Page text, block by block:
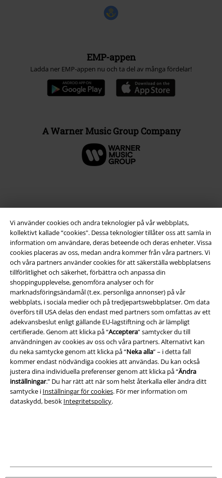
Vi använder cookies och andra teknologier på vår webbplats,
kollektivt kallade “cookies". Dessa teknologier tillåter oss att samla in
information om användare, deras beteende och deras enheter. Vissa
cookies placeras av oss, medan andra kommer från våra partners. Vi
och våra partners använder cookies för att säkerställa webbplatsens
tillförlitlighet och säkerhet, förbättra och anpassa din
shoppingupplevelse, genomföra analyser och för
marknadsföringsändamål (t.ex. personliga annonser) på vår
webbplats, i sociala medier och på tredjepartswebbplatser. Om data
överförs till USA delas den endast med partners som omfattas av ett
adekvansbeslut enligt gällande EU-lagstiftning och är lämpligt
certifierade. Genom att klicka på “Acceptera” samtycker du till
användningen av cookies av oss och våra partners. Alternativt kan
du neka samtycke genom att klicka på “Neka alla” – i detta fall
kommer endast nödvändiga cookies att användas. Du kan också
justera dina individuella preferenser genom att klicka på “Ändra
inställningar.” Du har rätt att när som helst återkalla eller ändra ditt
samtycke i Inställningar för cookies. För mer information om
dataskydd, besök Integritetspolicy.
EMP-appen
Ladda ner EMP-appen nu och ta del av många fördelar!
A Warner Music Group Company
Juridisk information/Villkor
Villkor
Om oss
Ladda ner villkoren
Avfallshantering och miljöskydd
Försäkran om överensstämmelse
Information om tillgänglighet